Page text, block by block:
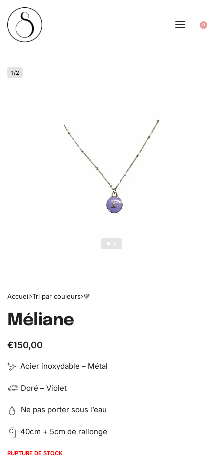
0
1/2
Accueil›Tri par couleurs›💜
Méliane
€150,00
Acier inoxydable – Métal
Doré – Violet
Ne pas porter sous l’eau
40cm + 5cm de rallonge
RUPTURE DE STOCK